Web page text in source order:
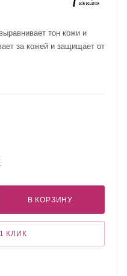
тон кожи и
за кожей и защищает от
В КОРЗИНУ
КЛИК